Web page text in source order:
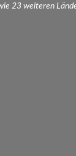
23 weiteren